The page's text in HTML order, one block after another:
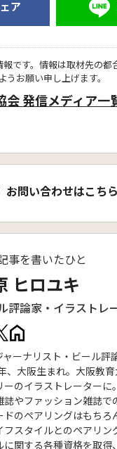
ア
です。情報は取材先の
お願い申し上げます。
会 発信メディア一
お問い合わせはこちら
事を書いたひと
ヒロユキ
評論家・イラストレ
ャーナリスト・ビール評
、大阪生まれ。大阪教
ーのイラストレーターに。
誌やファッション雑誌
ドのペアリングはもち
フスタイルとのペアリン
に関する各種資格を取